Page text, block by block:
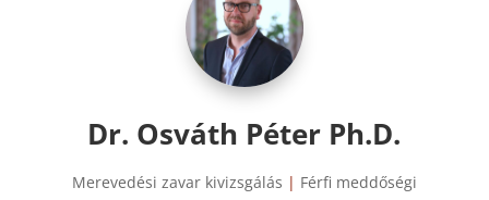
Dr. Osváth Péter Ph.D.
Merevedési zavar kivizsgálás | Férfi meddőségi